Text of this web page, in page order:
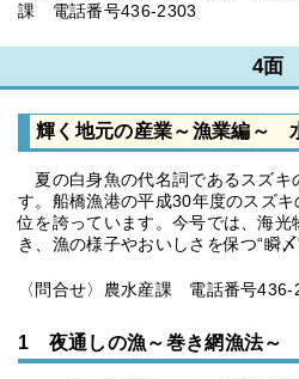
課 電話番号436-2303
4面
輝く地元の産業～漁業編～
夏の白身魚の代名詞であるスズキ
す。船橋漁港の平成30年度のスズ
位を誇っています。今号では、海
き、漁の様子やおいしさを保つ“瞬
〈問合せ〉農水産課 電話番号436-
1 夜通しの漁～巻き網漁法～